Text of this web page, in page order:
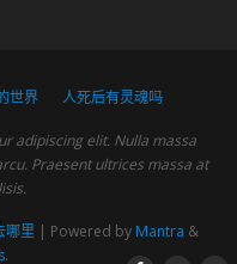
世界 人死后有灵魂吗
adipiscing elit. Nulla massa
Praesent ultrices massa at
哪里 | Powered by Mantra &